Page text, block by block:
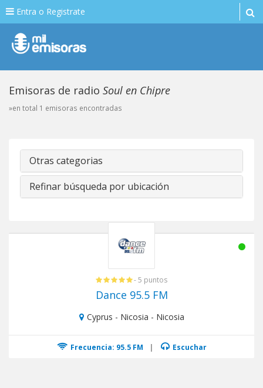
Entra o Registrate
Emisoras de radio Soul en Chipre
»en total 1 emisoras encontradas
Otras categorias
Refinar búsqueda por ubicación
- 5 puntos
Dance 95.5 FM
Cyprus - Nicosia - Nicosia
Frecuencia: 95.5 FM | Escuchar